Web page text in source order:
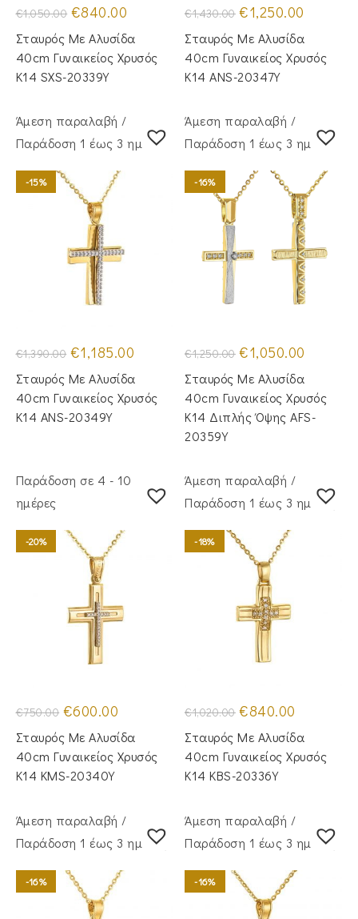
€1,050.00 Original
price
was:
€1,050.00.
€840.00
τιμή
είναι:
€840.00.
Σταυρός Με Αλυσίδα
40cm Γυναικείος Χρυσός
Κ14 SXS-20339Y
€1,430.00 Original
price
was:
€1,430.00.
€1,250.00
είναι:
€1,250.00.
Σταυρός Mε Aλυσίδα
40cm Γυναικείος Χρυσός
Κ14 ANS-20347Y
Άμεση παραλαβή /
Παράδoση 1 έως 3 ημέρες
-15%
€1,390.00 Original
price
was:
€1,390.00.
€1,185.00
είναι:
€1,185.00.
Σταυρός Mε Aλυσίδα
40cm Γυναικείος Χρυσός
Κ14 ANS-20349Y
Άμεση παραλαβή /
Παράδoση 1 έως 3 ημέρες
-16%
€1,250.00 Original
price
was:
€1,250.00.
€1,050.00
είναι:
€1,050.00.
Σταυρός Με Αλυσίδα
40cm Γυναικείος Χρυσός
Κ14 Διπλής Όψης AFS-
20359Y
Παράδοση σε 4 - 10
ημέρες
-20%
€750.00 Original
price
was:
€750.00.
€600.00
τιμή
είναι:
€600.00.
Σταυρός Με Αλυσίδα
40cm Γυναικείος Χρυσός
Κ14 KMS-20340Y
Άμεση παραλαβή /
Παράδoση 1 έως 3 ημέρες
-18%
€1,020.00 Original
price
was:
€1,020.00.
€840.00
τιμή
είναι:
€840.00.
Σταυρός Mε Aλυσίδα
40cm Γυναικείος Χρυσός
Κ14 KBS-20336Y
Άμεση παραλαβή /
Παράδoση 1 έως 3 ημέρες
-16%
Άμεση παραλαβή /
Παράδoση 1 έως 3 ημέρες
-16%